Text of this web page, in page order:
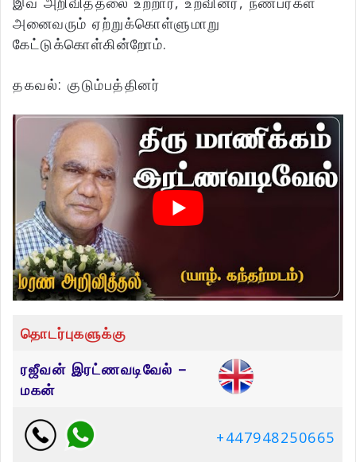
அனைவரும் ஏற்றுக்கொள்ளுமாறு
கேட்டுக்கொள்கின்றோம்.
தகவல்: குடும்பத்தினர்
தொடர்புகளுக்கு
ரஜீவன் இரட்ணவடிவேல் –
மகன்
+447948250665